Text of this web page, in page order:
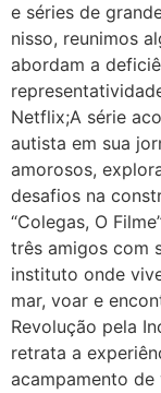
e séries de
nisso, reunimos
abordam a
Netflix;A série
autista em sua
amorosos,
desafios na
“Colegas, O
três amigos com
instituto onde
mar, voar e
Revolução pela
retrata a
acampamento